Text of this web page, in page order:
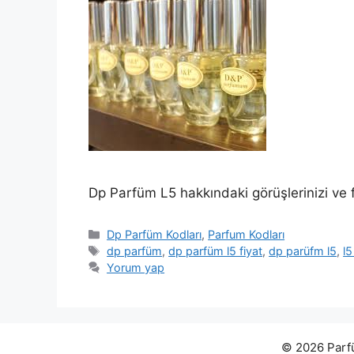
Dp Parfüm L5 hakkındaki görüşlerinizi ve
Kategoriler
Dp Parfüm Kodları, Parfum Kodları
Etiketler
dp parfüm,dp parfüm l5 fiyat,dp parüfm l5,
Yorum yap
© 2026